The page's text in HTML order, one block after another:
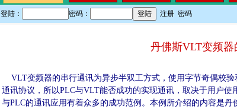
登陆： 密码： 注册 密码
丹佛斯VLT变频
VLT变频器的串行通讯为异步半双工方式，使用字节奇偶校
通讯协议，所以PLC与VLT能否成功的实现通讯，取决于用户
与PLC的通讯应用有着众多的成功范例。本例所介绍的内容是丹